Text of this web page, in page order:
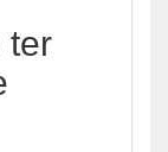
ter